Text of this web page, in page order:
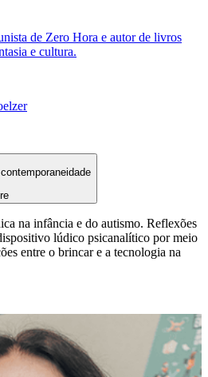
de Zero Hora e autor de livros
e cultura.
na infância e do autismo. Reflexões
lúdico psicanalítico por meio
entre o brincar e a tecnologia na